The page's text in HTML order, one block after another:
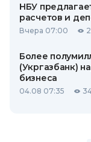
НБУ
расчетов и
Вчера 07:00
Более
(Укргазбанк)
бизнеса
04.08 07:35